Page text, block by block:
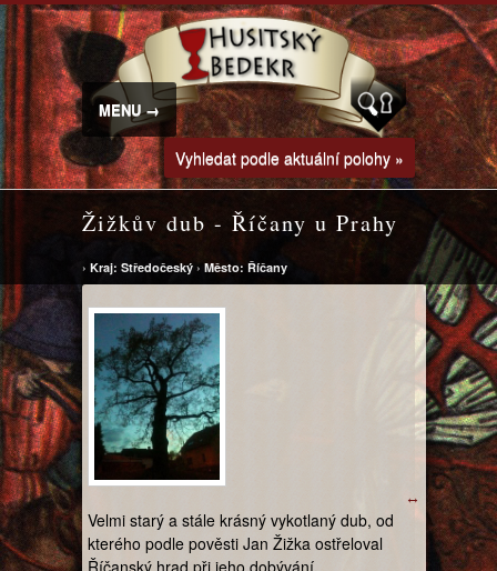
MENU →
Vyhledat podle aktuální polohy »
Žižkův dub - Říčany u Prahy
› Kraj: Středočeský › Město: Říčany
↔
Velmi starý a stále krásný vykotlaný dub, od
kterého podle pověsti Jan Žižka ostřeloval
Říčanský hrad při jeho dobývání.